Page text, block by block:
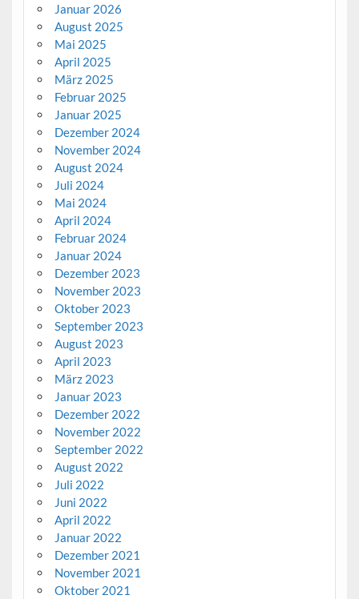
Januar 2026
August 2025
Mai 2025
April 2025
März 2025
Februar 2025
Januar 2025
Dezember 2024
November 2024
August 2024
Juli 2024
Mai 2024
April 2024
Februar 2024
Januar 2024
Dezember 2023
November 2023
Oktober 2023
September 2023
August 2023
April 2023
März 2023
Januar 2023
Dezember 2022
November 2022
September 2022
August 2022
Juli 2022
Juni 2022
April 2022
Januar 2022
Dezember 2021
November 2021
Oktober 2021